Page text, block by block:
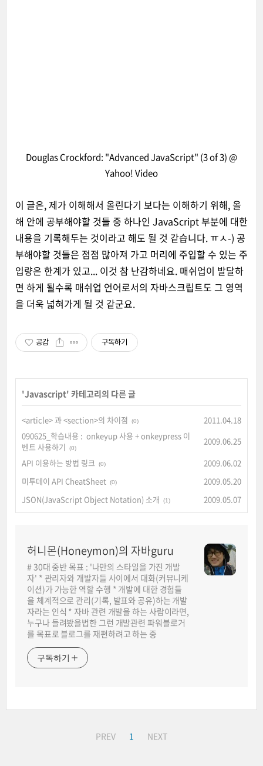
Douglas Crockford: "Advanced JavaScript" (3 of 3)@
Yahoo! Video
이 글은, 제가 이해해서 올린다기 보다는 이해하기 위해, 올
해 안에 공부해야할 것들 중 하나인 JavaScript 부분에 대한
내용을 기록해두는 것이라고 해도 될 것 같습니다. ㅠㅅ-) 공
부해야할 것들은 점점 많아져 가고 머리에 주입할 수 있는 주
입량은 한계가 있고... 이것 참 난감하네요. 매쉬업이 발달하
면 하게 될수록 매쉬업 언어로서의 자바스크립트도 그 영역
을 더욱 넓혀가게 될 것 같군요.
공감 구독하기
'Javascript' 카테고리의 다른 글
<article> 과 <section>의 차이점 (0)
2011.04.18
090625_학습내용 : onkeyup 사용 + onkeypress 이
벤트 사용하기
(0)
2009.06.25
API 이용하는 방법 링크
(0)
2009.06.02
미투데이 API CheatSheet (0)
2009.05.20
JSON(JavaScript Object Notation) 소개
(1) 2009.05.07
허니몬(Honeymon)의 자바guru
# 30대 중반 목표 : '나만의 스타일을 가진 개발
자' * 관리자와 개발자들 사이에서 대화(커뮤니케
이션)가 가능한 역할 수행 * 개발에 대한 경험들
을 체계적으로 관리(기록, 발표와 공유)하는 개발
자라는 인식 * 자바 관련 개발을 하는 사람이라면,
누구나 들려봤을법한 그런 개발관련 파워블로거
를 목표로 블로그를 재편하려고 하는 중
구독하기
PREV 1 NEXT